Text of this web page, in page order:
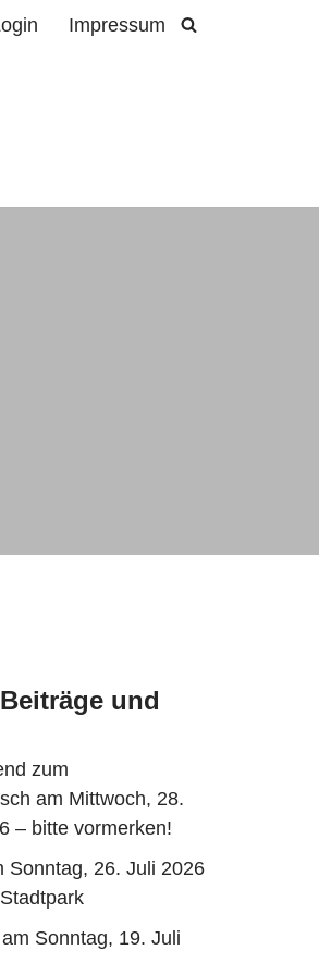
Impressum
und
zum
am Mittwoch, 28.
– bitte vormerken!
Sonntag, 26. Juli 2026
Sonntag, 19. Juli